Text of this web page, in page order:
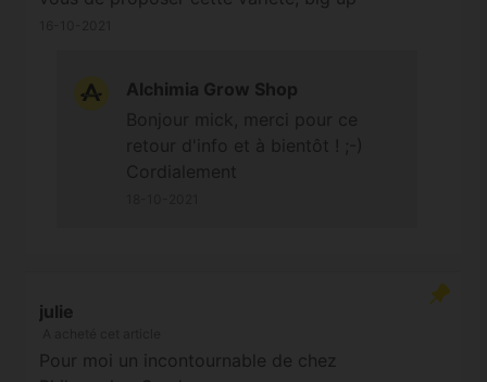
Alchimia Grow Shop
julie
Pour moi un incontournable de chez